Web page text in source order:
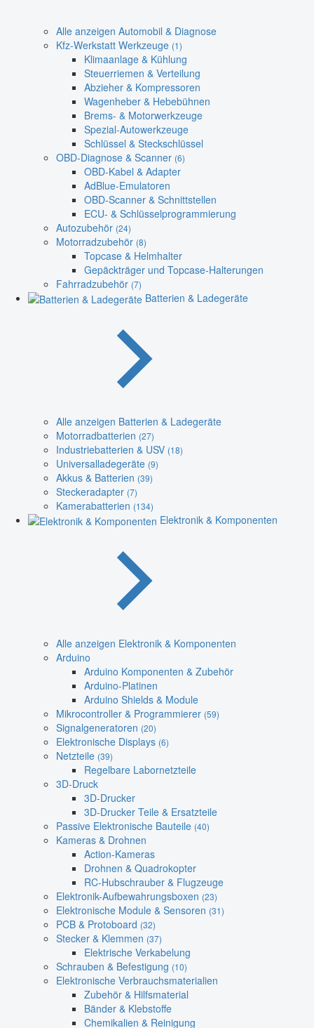
Alle anzeigen Automobil & Diagnose
Kfz-Werkstatt Werkzeuge (1)
Klimaanlage & Kühlung
Steuerriemen & Verteilung
Abzieher & Kompressoren
Wagenheber & Hebebühnen
Brems- & Motorwerkzeuge
Spezial-Autowerkzeuge
Schlüssel & Steckschlüssel
OBD-Diagnose & Scanner (6)
OBD-Kabel & Adapter
AdBlue-Emulatoren
OBD-Scanner & Schnittstellen
ECU- & Schlüsselprogrammierung
Autozubehör (24)
Motorradzubehör (8)
Topcase & Helmhalter
Gepäckträger und Topcase-Halterungen
Fahrradzubehör (7)
Batterien & Ladegeräte
Alle anzeigen Batterien & Ladegeräte
Motorradbatterien (27)
Industriebatterien & USV (18)
Universalladegeräte (9)
Akkus & Batterien (39)
Steckeradapter (7)
Kamerabatterien (134)
Elektronik & Komponenten
Alle anzeigen Elektronik & Komponenten
Arduino
Arduino Komponenten & Zubehör
Arduino-Platinen
Arduino Shields & Module
Mikrocontroller & Programmierer (59)
Signalgeneratoren (20)
Elektronische Displays (6)
Netzteile (39)
Regelbare Labornetzteile
3D-Druck
3D-Drucker
3D-Drucker Teile & Ersatzteile
Passive Elektronische Bauteile (40)
Kameras & Drohnen
Action-Kameras
Drohnen & Quadrokopter
RC-Hubschrauber & Flugzeuge
Elektronik-Aufbewahrungsboxen (23)
Elektronische Module & Sensoren (31)
PCB & Protoboard (32)
Stecker & Klemmen (37)
Elektrische Verkabelung
Schrauben & Befestigung (10)
Elektronische Verbrauchsmaterialien
Zubehör & Hilfsmaterial
Bänder & Klebstoffe
Chemikalien & Reinigung